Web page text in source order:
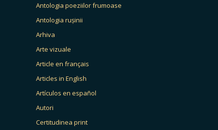
Antologia poeziilor frumoase
Antologia rușinii
Arhiva
Arte vizuale
Article en français
Articles in English
Artículos en español
Autori
Certitudinea print